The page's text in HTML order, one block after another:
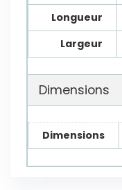
Longueur
Largeur
Dimensions
Dimensions